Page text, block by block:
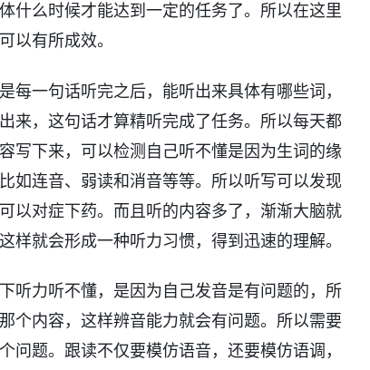
什么时候才能达到一定的任务了。所以在这里
以有所成效。
每一句话听完之后，能听出来具体有哪些词，
来，这句话才算精听完成了任务。所以每天都
写下来，可以检测自己听不懂是因为生词的缘
如连音、弱读和消音等等。所以听写可以发现
以对症下药。而且听的内容多了，渐渐大脑就
样就会形成一种听力习惯，得到迅速的理解。
听力听不懂，是因为自己发音是有问题的，所
个内容，这样辨音能力就会有问题。所以需要
问题。跟读不仅要模仿语音，还要模仿语调，